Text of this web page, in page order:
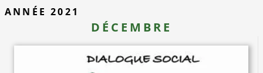
ANNÉE 2021
DÉCEMBRE